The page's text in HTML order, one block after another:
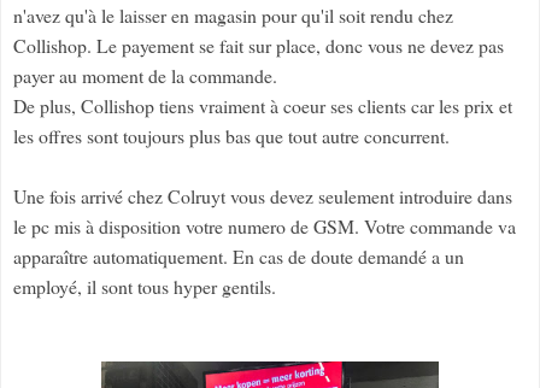
n'avez qu'à le laisser en magasin pour qu'il soit rendu chez
Collishop. Le payement se fait sur place, donc vous ne devez pas
payer au moment de la commande.
De plus, Collishop tiens vraiment à coeur ses clients car les prix et
les offres sont toujours plus bas que tout autre concurrent.
Une fois arrivé chez Colruyt vous devez seulement introduire dans
le pc mis à disposition votre numero de GSM. Votre commande va
apparaître automatiquement. En cas de doute demandé a un
employé, il sont tous hyper gentils.